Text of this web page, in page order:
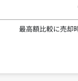
最高額比較に売却